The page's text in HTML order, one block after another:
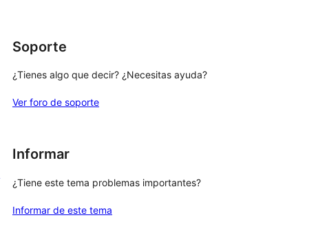
Soporte
¿Tienes algo que decir? ¿Necesitas ayuda?
Ver foro de soporte
Informar
¿Tiene este tema problemas importantes?
Informar de este tema